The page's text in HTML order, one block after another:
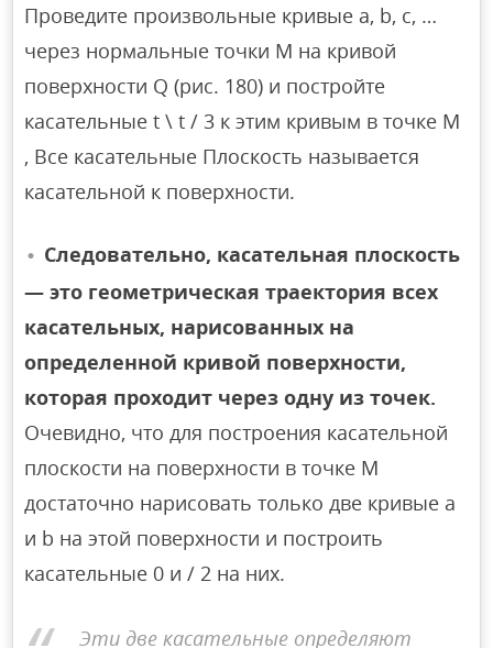
Проведите произвольные кривые a, b, c, …
через нормальные точки M на кривой
поверхности Q (рис. 180) и постройте
касательные t \ t / 3 к этим кривым в точке M
, Все касательные Плоскость называется
касательной к поверхности.
Следовательно, касательная плоскость
— это геометрическая траектория всех
касательных, нарисованных на
определенной кривой поверхности,
которая проходит через одну из точек.
Очевидно, что для построения касательной
плоскости на поверхности в точке M
достаточно нарисовать только две кривые a
и b на этой поверхности и построить
касательные 0 и / 2 на них.
Эти две касательные определяют